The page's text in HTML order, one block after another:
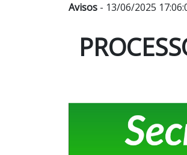
Avisos - 13/06/2025